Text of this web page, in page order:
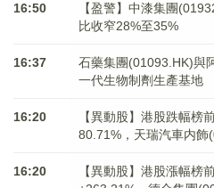
16:50
【盈警】中漆集團
比收窄28%至35%
16:37
石藥集團(01093.HK)與
一代生物制劑生產基地
16:20
【異動股】港股跌幅榜
80.71%，天瑞汽車内
16:20
【異動股】港股漲幅榜